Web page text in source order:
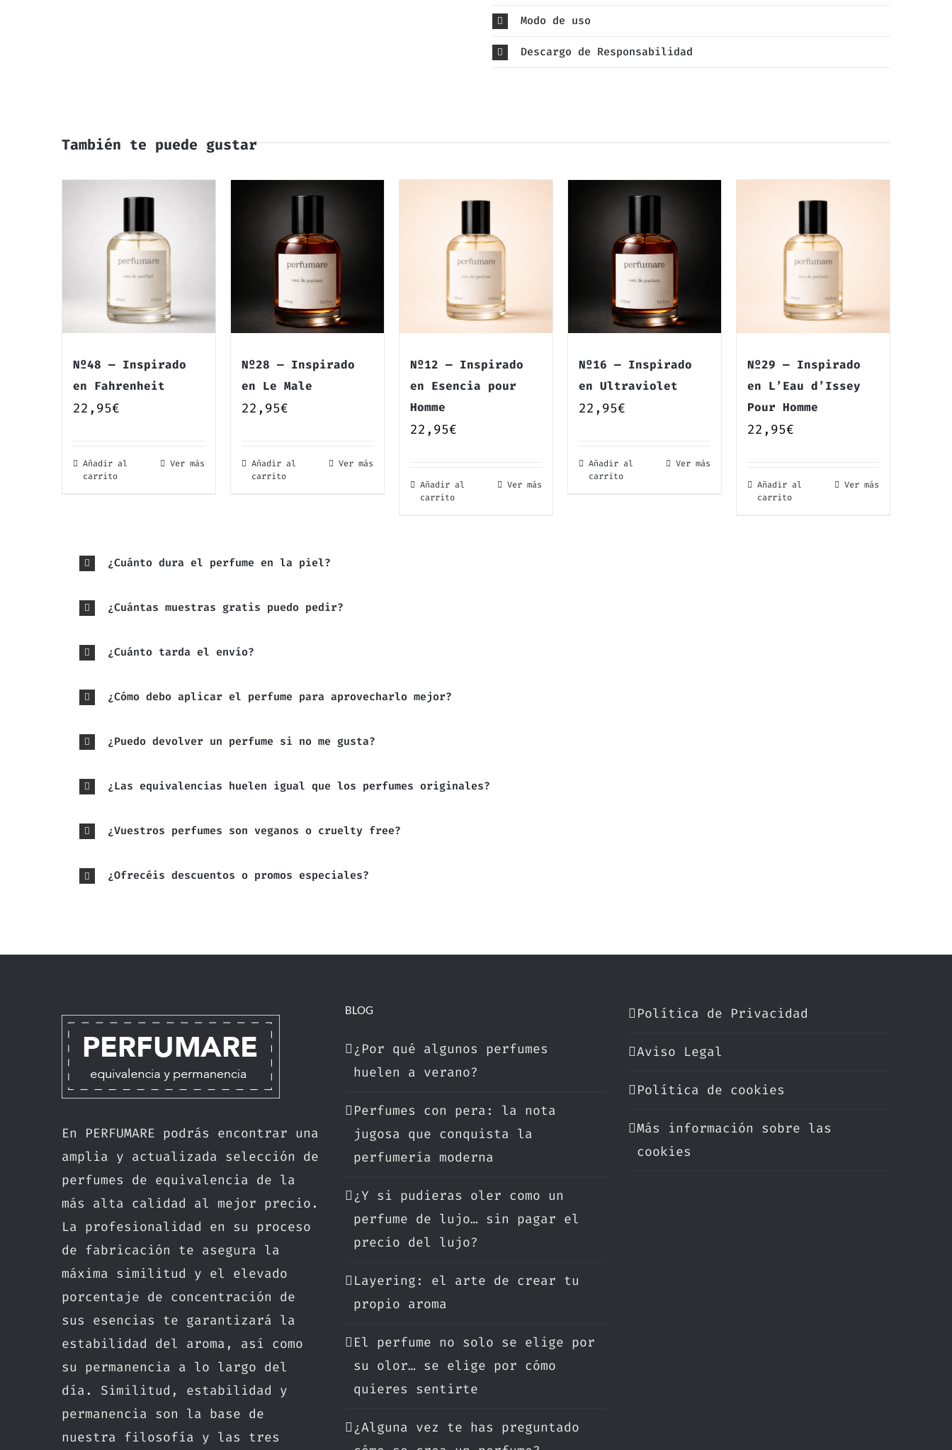
Modo de uso
Descargo de Responsabilidad
También te puede gustar
Nº48 — Inspirado
en Fahrenheit
22,95€
Añadir al
carrito
Ver más
Nº28 — Inspirado
en Le Male
22,95€
Añadir al
carrito
Ver más
Nº12 — Inspirado
en Esencia pour
Homme
22,95€
Añadir al
carrito
Ver más
Nº16 — Inspirado
en Ultraviolet
22,95€
Añadir al
carrito
Ver más
Nº29 — Inspirado
en L’Eau d’Issey
Pour Homme
22,95€
Añadir al
carrito
Ver más
¿Cuánto dura el perfume en la piel?
¿Cuántas muestras gratis puedo pedir?
¿Cuánto tarda el envío?
¿Cómo debo aplicar el perfume para aprovecharlo mejor?
¿Puedo devolver un perfume si no me gusta?
¿Las equivalencias huelen igual que los perfumes originales?
¿Vuestros perfumes son veganos o cruelty free?
¿Ofrecéis descuentos o promos especiales?
En PERFUMARE podrás encontrar una
amplia y actualizada selección de
perfumes de equivalencia de la
más alta calidad al mejor precio.
La profesionalidad en su proceso
de fabricación te asegura la
máxima similitud y el elevado
porcentaje de concentración de
sus esencias te garantizará la
estabilidad del aroma, así como
su permanencia a lo largo del
día. Similitud, estabilidad y
permanencia son la base de
nuestra filosofía y las tres
BLOG
¿Por qué algunos perfumes
huelen a verano?
Perfumes con pera: la nota
jugosa que conquista la
perfumería moderna
¿Y si pudieras oler como un
perfume de lujo… sin pagar el
precio del lujo?
Layering: el arte de crear tu
propio aroma
El perfume no solo se elige por
su olor… se elige por cómo
quieres sentirte
¿Alguna vez te has preguntado
Política de Privacidad
Aviso Legal
Política de cookies
Más información sobre las
cookies